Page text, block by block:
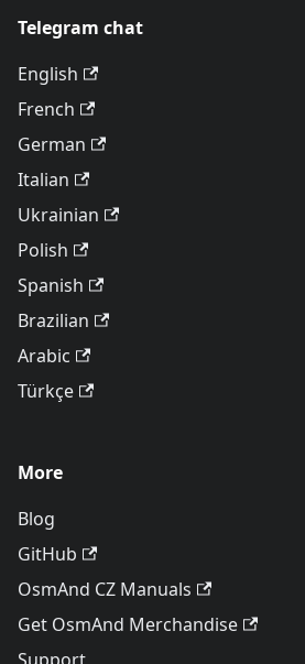
Telegram chat
English
French
German
Italian
Ukrainian
Polish
Spanish
Brazilian
Arabic
Türkçe
More
Blog
GitHub
OsmAnd CZ Manuals
Get OsmAnd Merchandise